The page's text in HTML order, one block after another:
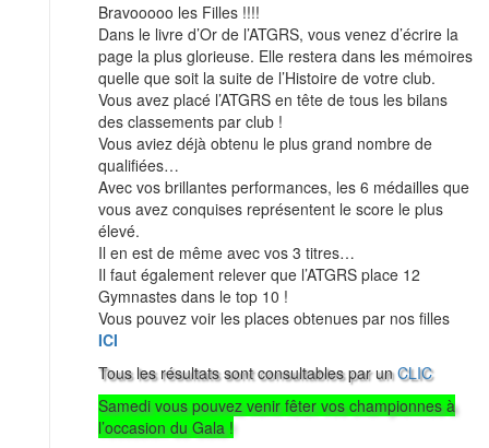
Bravooooo les Filles !!!!
Dans le livre d’Or de l’ATGRS, vous venez d’écrire la
page la plus glorieuse. Elle restera dans les mémoires
quelle que soit la suite de l’Histoire de votre club.
Vous avez placé l’ATGRS en tête de tous les bilans
des classements par club !
Vous aviez déjà obtenu le plus grand nombre de
qualifiées…
Avec vos brillantes performances, les 6 médailles que
vous avez conquises représentent le score le plus
élevé.
Il en est de même avec vos 3 titres…
Il faut également relever que l’ATGRS place 12
Gymnastes dans le top 10 !
Vous pouvez voir les places obtenues par nos filles
ICI
Tous les résultats sont consultables par unCLIC
Samedi vous pouvez venir fêter vos championnes à
l’occasion du Gala !